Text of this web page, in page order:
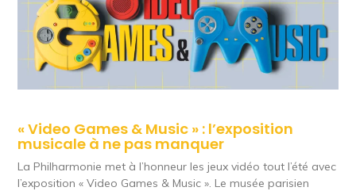
« Video Games & Music » : l’exposition
musicale à ne pas manquer
La Philharmonie met à l’honneur les jeux vidéo tout l’été avec
l’exposition « Video Games & Music ». Le musée parisien